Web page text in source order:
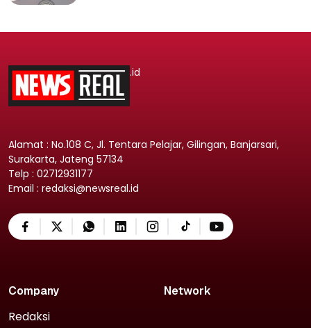
.id
Alamat : No.108 C, Jl. Tentara Pelajar, Gilingan, Banjarsari,
Surakarta, Jateng 57134
Telp : 02712931177
Email : redaksi@newsreal.id
Company
Redaksi
Network